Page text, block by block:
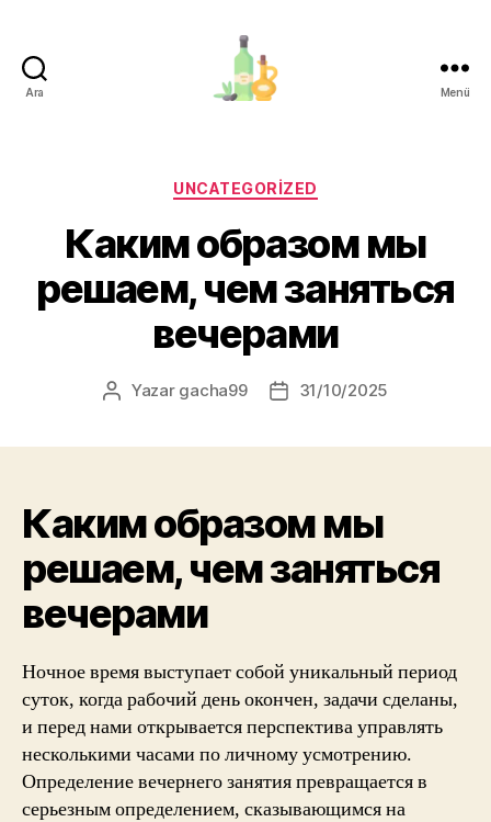
Ara Menü
Kategoriler
UNCATEGORIZED
Каким образом мы
решаем, чем заняться
вечерами
Yazının
Yazar gacha99
Yazı31/10/2025
Каким образом мы
решаем, чем заняться
вечерами
Ночное время выступает собой уникальный период
суток, когда рабочий день окончен, задачи сделаны,
и перед нами открывается перспектива управлять
несколькими часами по личному усмотрению.
Определение вечернего занятия превращается в
серьезным определением, сказывающимся на